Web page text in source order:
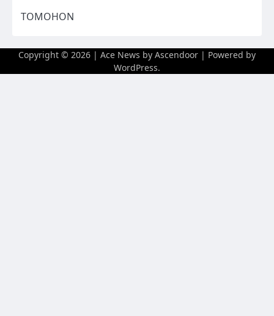
TOMOHON
Copyright © 2026 | Ace News by Ascendoor | Powered by
WordPress.